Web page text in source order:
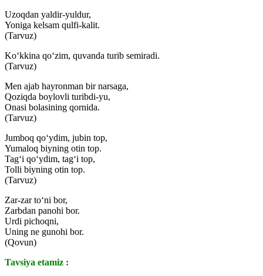
Uzoqdan yaldir-yuldur,
Yoniga kelsam qulfi-kalit.
(Tarvuz)
Ko‘kkina qo‘zim, quvanda turib semiradi.
(Tarvuz)
Men ajab hayronman bir narsaga,
Qoziqda boylovli turibdi-yu,
Onasi bolasining qornida.
(Tarvuz)
Jumboq qo‘ydim, jubin top,
Yumaloq biyning otin top.
Tag‘i qo‘ydim, tag‘i top,
Tolli biyning otin top.
(Tarvuz)
Zar-zar to‘ni bor,
Zarbdan panohi bor.
Urdi pichoqni,
Uning ne gunohi bor.
(Qovun)
Tavsiya etamiz :